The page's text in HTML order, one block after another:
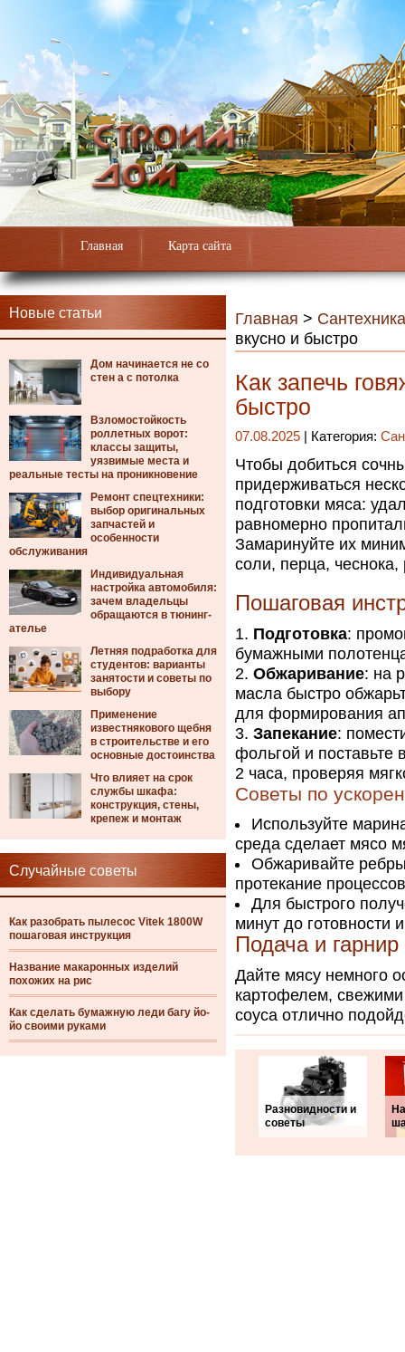
Главная Карта сайта
Новые статьи
Дом начинается не со
стен а с потолка
Взломостойкость
роллетных ворот:
классы защиты,
уязвимые места и
реальные тесты на проникновение
Ремонт спецтехники:
выбор оригинальных
запчастей и
особенности
обслуживания
Индивидуальная
настройка автомобиля:
зачем владельцы
обращаются в тюнинг-
ателье
Летняя подработка для
студентов: варианты
занятости и советы по
выбору
Применение
известнякового щебня
в строительстве и его
основные достоинства
Что влияет на срок
службы шкафа:
конструкция, стены,
крепеж и монтаж
Случайные советы
Как разобрать пылесос Vitek 1800W
пошаговая инструкция
Название макаронных изделий
похожих на рис
Как сделать бумажную леди багу йо-
йо своими руками
Главная > Сантехника
вкусно и быстро
Как запечь
быстро
07.08.2025 | Категория:
Чтобы добиться
придерживаться
подготовки мяса:
равномерно
Замаринуйте их
соли, перца,
Пошаговая
Подготовка:
бумажными
Обжаривание: на
масла быстро
для формирования
Запекание:
фольгой и поставьте
2 часа, проверяя
Советы по
Используйте
среда сделает мясо
Обжаривайте
протекание
Для быстрого
минут до готовности
Подача и гарнир
Дайте мясу немного
картофелем,
соуса отлично
Разновидности и
советы